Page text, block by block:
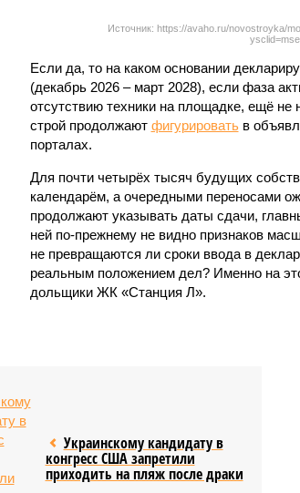
Источник: https://avaho.ru/novostroyka/
Если да, то на каком основании
(декабрь 2026 – март 2028), если фаза
отсутствию техники на площадке, ещё
строй продолжают фигурироватьв
порталах.
Для почти четырёх тысяч будущих
календарём, а очередными переносами
продолжают указывать даты сдачи,
ней по-прежнему не видно признаков
не превращаются ли сроки ввода в
реальным положением дел? Именно на
дольщики ЖК «Станция Л».
Украинскому кандидату в
конгресс США запретили
приходить на пляж после драки